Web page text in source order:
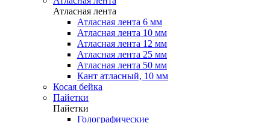
Атласная лента
Атласная лента 6 мм
Атласная лента 10 мм
Атласная лента 12 мм
Атласная лента 25 мм
Атласная лента 50 мм
Кант атласный, 10 мм
Косая бейка
Пайетки
Пайетки
Голографические